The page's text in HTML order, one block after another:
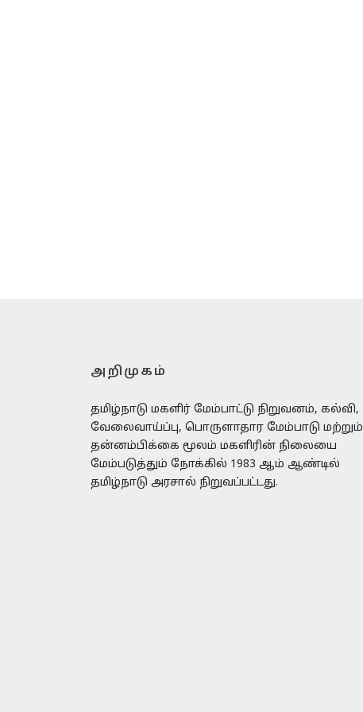
அறிமுகம்
தமிழ்நாடு மகளிர் மேம்பாட்டு நிறுவனம், கல்வி,
வேலைவாய்ப்பு, பொருளாதார மேம்பாடு மற்றும்
தன்னம்பிக்கை மூலம் மகளிரின் நிலையை
மேம்படுத்தும் நோக்கில் 1983 ஆம் ஆண்டில்
தமிழ்நாடு அரசால் நிறுவப்பட்டது.